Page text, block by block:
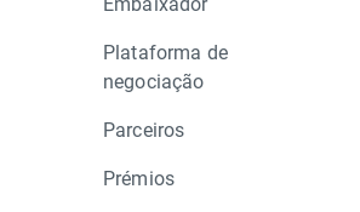
Plataforma de
negociação
Parceiros
Prémios